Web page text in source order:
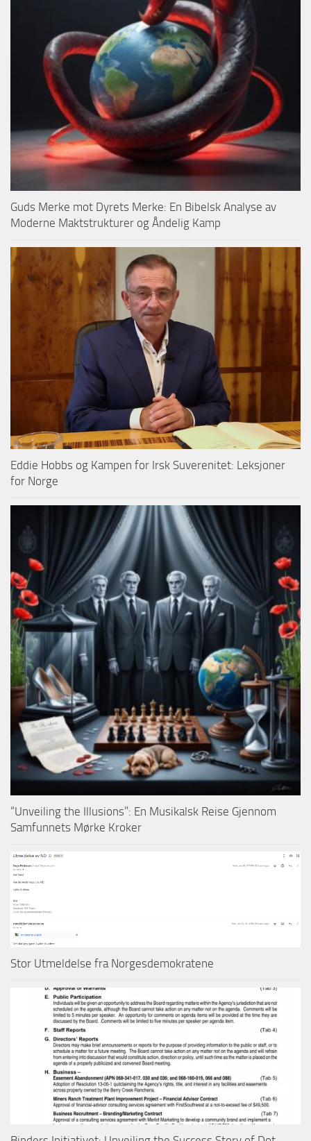
Guds Merke mot Dyrets Merke: En Bibelsk Analyse av
Moderne Maktstrukturer og Åndelig Kamp
Eddie Hobbs og Kampen for Irsk Suverenitet: Leksjoner
for Norge
“Unveiling the Illusions”: En Musikalsk Reise Gjennom
Samfunnets Mørke Kroker
Stor Utmeldelse fra Norgesdemokratene